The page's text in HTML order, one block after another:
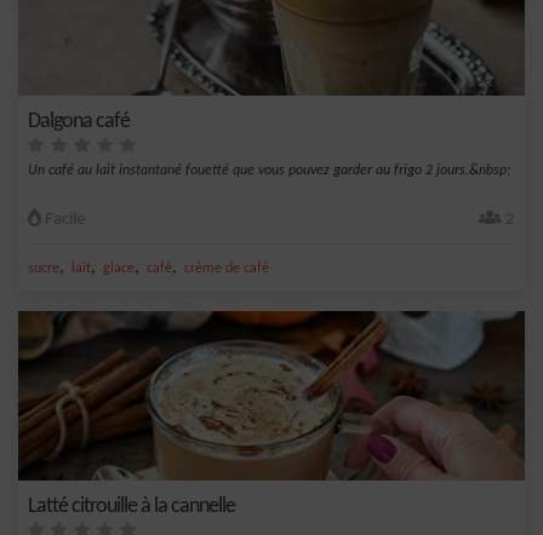
Dalgona café
Un café au lait instantané fouetté que vous pouvez garder au frigo 2 jours.&nbsp;
Facile 2
sucre, lait, glace, café, crème de café
Latté citrouille à la cannelle